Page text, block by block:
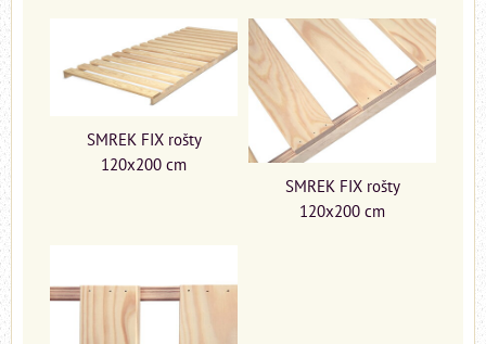
SMREK FIX rošty
120x200 cm
SMREK FIX rošty
120x200 cm